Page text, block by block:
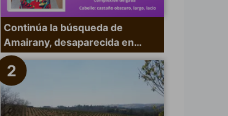
Continúa la búsqueda de
Amairany, desaparecida en…